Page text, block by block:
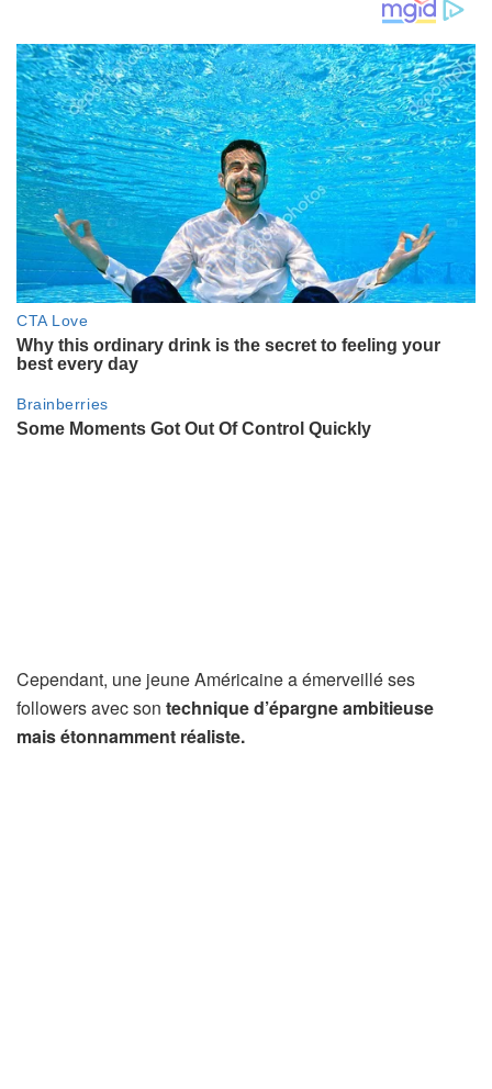
Cependant, une jeune Américaine a émerveillé ses
followers avec son technique d’épargne ambitieuse
mais étonnamment réaliste.